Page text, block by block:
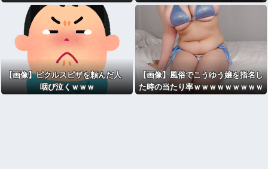
ｗｗwwww
【画像】ピクルスピザを頼んだ人
咽び泣くｗｗｗ
【画像】風俗でこうゆう嬢を指名し
た時の当たり率ｗｗｗｗｗｗｗｗｗ